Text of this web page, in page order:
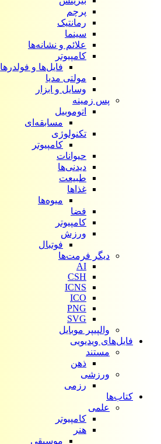
پرچم
رمانتیک
سینما
علائم و نشانه‌ها
کامپیوتر
فایل‌ها و فولدرها
مولتی مدیا
وسایل و ابزار
پس زمینه
اتوموبیل
مسابقه‌ای
تکنولوژی
کامپیوتر
حیوانات
دیدنی‌ها
طبیعت
غذاها
میوه‌ها
فضا
کامپیوتر
ورزش
فوتبال
دیگر فرمت‌ها
AI
CSH
ICNS
ICO
PNG
SVG
والپیپر موبایل
فایل‌های ویدیویی
مستند
ذهن
ورزشی
رزمی
کتاب‌ها
علمی
کامپیوتر
هنر
موسیقی